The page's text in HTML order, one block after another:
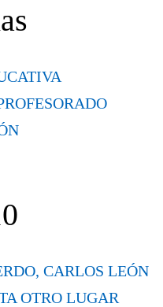
CARLOS LEÓN
OTRO LUGAR